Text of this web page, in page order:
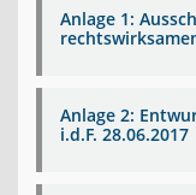
Anlage 1:
Anlage 2:
i.d.F. 28.06.2017